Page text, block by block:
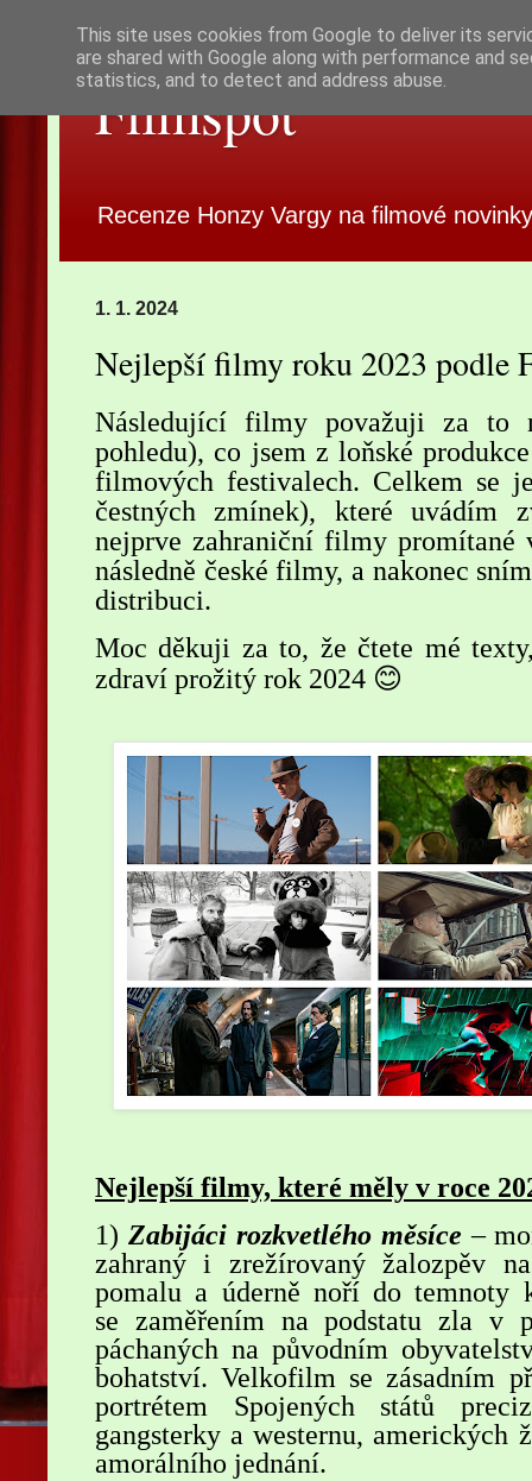
Filmspot
Recenze Honzy Vargy na filmové
1. 1. 2024
Nejlepší filmy roku 2023 podle
Následující filmy považuji za to
pohledu), co jsem z loňské
filmových festivalech. Celkem se
čestných zmínek), které uvádím
nejprve zahraniční filmy promítané
následně české filmy, a nakonec
distribuci.
Moc děkuji za to, že čtete mé
zdraví prožitý rok 2024 😊
Nejlepší filmy, které měly v roce
1) Zabijáci rozkvetlého měsíce –
zahraný i zrežírovaný žalozpěv
pomalu a úderně noří do temnoty
se zaměřením na podstatu zla v
páchaných na původním
bohatství. Velkofilm se zásadním
portrétem Spojených států
gangsterky a westernu, amerických
amorálního jednání.
This site uses cookies from Google to deliver its
are shared with Google along with performance and
statistics, and to detect and address abuse.